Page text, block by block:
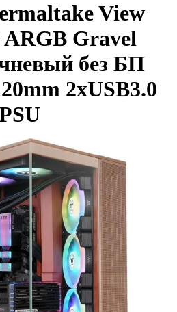
View
Gravel
без БП
2xUSB3.0